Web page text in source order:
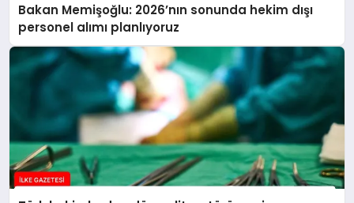
Bakan Memişoğlu: 2026’nın sonunda hekim dışı
personel alımı planlıyoruz